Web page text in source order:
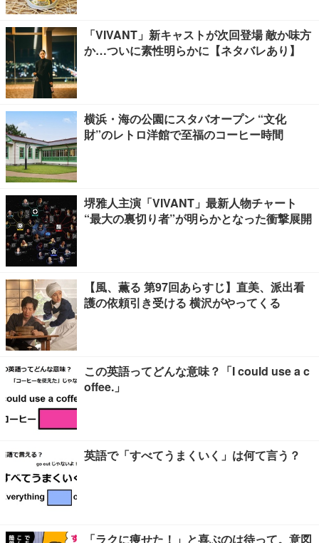
「VIVANT」新キャストが次回登場 敵か味方
か…ついに素性明らかに【ネタバレあり】
横浜・海の公園にスタバオープン “文化
財”のレトロ洋館で至福のコーヒー時間
堺雅人主演「VIVANT」最新人物チャート
“最大の裏切り者”が明らかとなった衝撃展開
【風、薫る 第97回あらすじ】直美、派出看
護の依頼引き受ける 横沢がやってくる
この英語ってどんな意味？「I could use a c
offee.」
英語で「すべてうまくいく」は何て言う？
「ラクに痩せた！」と喜ぶのは待って。意図